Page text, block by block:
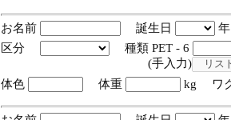
お名前 誕生日
区分
種類 PET - 6
(手入力)
体色
体重 kg ワ